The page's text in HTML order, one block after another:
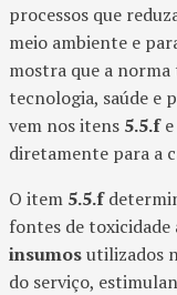
processos que
meio ambiente e
mostra que a
tecnologia, saúde e
vem nos itens 5.5.fe
diretamente para a
O item 5.5.f
fontes de toxicidade
insumosutilizados
do serviço,